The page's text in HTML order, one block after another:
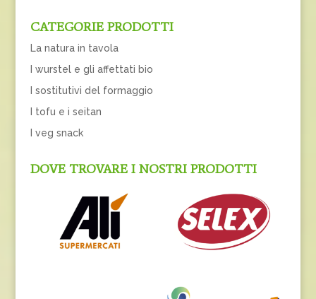
CATEGORIE PRODOTTI
La natura in tavola
I wurstel e gli affettati bio
I sostitutivi del formaggio
I tofu e i seitan
I veg snack
DOVE TROVARE I NOSTRI PRODOTTI